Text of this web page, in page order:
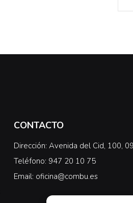
CONTACTO
Dirección: Avenida del Cid, 100,
Teléfono: 947 20 10 75
Email: oficina@combu.es